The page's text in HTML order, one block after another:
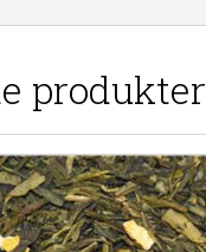
produkter